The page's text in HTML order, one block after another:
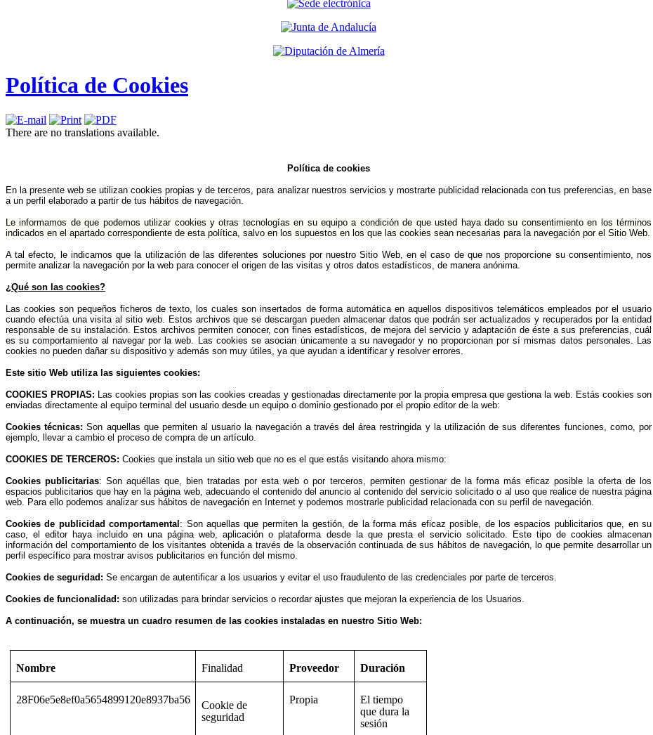
Política de Cookies
There are no translations available.
Política de cookies
En la presente web se utilizan cookies propias y de terceros, para analizar nuestros servicios y mostrarte publicidad relacionada con tus preferencias, en base
a un perfil elaborado a partir de tus hábitos de navegación.
Le informamos de que podemos utilizar cookies y otras tecnologías en su equipo a condición de que usted haya dado su consentimiento en los términos
indicados en el apartado correspondiente de esta política, salvo en los supuestos en los que las cookies sean necesarias para la navegación por el Sitio Web.
A tal efecto, le indicamos que la utilización de las diferentes soluciones por nuestro Sitio Web, en el caso de que nos proporcione su consentimiento, nos
permite analizarla navegación por la web para conocer el origen de las visitas y otros datos estadísticos, de manera anónima.
¿Qué son las cookies?
Las cookies son pequeños ficheros de texto, los cuales son insertados de forma automática en aquellos dispositivos telemáticos empleados por el usuario
cuando efectúa una visita al sitio web. Estos archivos que se descargan pueden almacenar datos que podrán ser actualizados y recuperados por la entidad
responsable de su instalación. Estos archivos permiten conocer, con fines estadísticos, de mejora del servicio y adaptación de éste a sus preferencias, cuál
es su comportamiento al navegar por la web. Las cookies se asocian únicamente a su navegador y no proporcionan por sí mismas datos personales. Las
cookies no pueden dañar su dispositivo y además son muy útiles, ya que ayudan a identificar y resolver errores.
Este sitio Web utiliza las siguientes cookies:
COOKIES PROPIAS:
Las cookies propias son las cookies creadas y gestionadas directamente por la propia empresa que gestiona la web. Estás cookies son
enviadas directamente al equipo terminal del usuario desde un equipo o dominio gestionado por el propio editor de la web:
Cookies técnicas:Son aquellas que permiten al usuario la navegación a través del área restringida y la utilización de sus diferentes funciones, como, por
ejemplo, llevar a cambio el proceso de compra de un artículo.
COOKIES DE TERCEROS: Cookies que instala un sitio web que no es el que estás visitando ahora mismo:
Cookies publicitarias: Son aquéllas que, bien tratadas por esta web o por terceros, permiten gestionar de la forma más eficaz posible la oferta de los
espacios publicitarios que hay en la página web, adecuando el contenido del anuncio al contenido del servicio solicitado o al uso que realice de nuestra página
web. Para ello podemos analizar sus hábitos de navegación en Internet y podemos mostrarle publicidad relacionada con su perfil de navegación.
Cookies de publicidad comportamental : Son aquellas que permiten la gestión, de la forma más eficaz posible, de los espacios publicitarios que, en su
caso, el editor haya incluido en una página web, aplicación o plataforma desde la que presta el servicio solicitado. Este tipo de cookies almacenan
información del comportamiento de los visitantes obtenida a través de la observación continuada de sus hábitos de navegación, lo que permite desarrollar un
perfil específico para mostrar avisos publicitarios en función del mismo.
Cookies de seguridad: Se encargan de autentificar a los usuarios y evitar el uso fraudulento de las credenciales por parte de terceros.
Cookies de funcionalidad: son utilizadas para brindar servicios o recordar ajustes que mejoran la experiencia de los Usuarios.
A continuación, se muestra un cuadro resumen de las cookies instaladas en nuestro Sitio Web:
Nombre Finalidad Proveedor Duración
28F06e5e8ef0a5654899120e8937ba56
Cookie de
seguridad
Propia
El tiempo
que dura la
sesión